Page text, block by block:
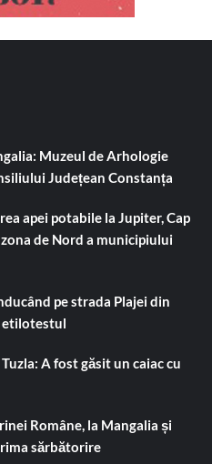
Muzeul de Arhologie
Județean Constanța
apei potabile la Jupiter, Cap
de Nord a municipiului
pe strada Plajei din
etilotestul
A fost găsit un caiac cu
Române, la Mangalia și
sărbătorire